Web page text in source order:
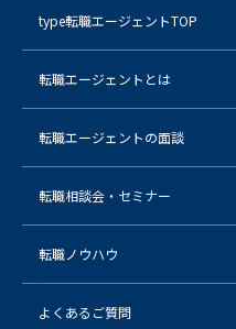
type転職エージェントTOP
転職エージェントとは
転職エージェントの面談
転職相談会・セミナー
転職ノウハウ
よくあるご質問